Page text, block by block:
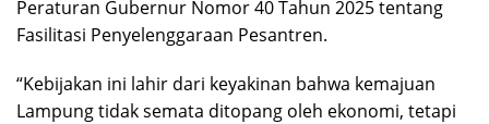
Peraturan Gubernur Nomor 40 Tahun 2025 tentang
Fasilitasi Penyelenggaraan Pesantren.
“Kebijakan ini lahir dari keyakinan bahwa kemajuan
Lampung tidak semata ditopang oleh ekonomi, tetapi